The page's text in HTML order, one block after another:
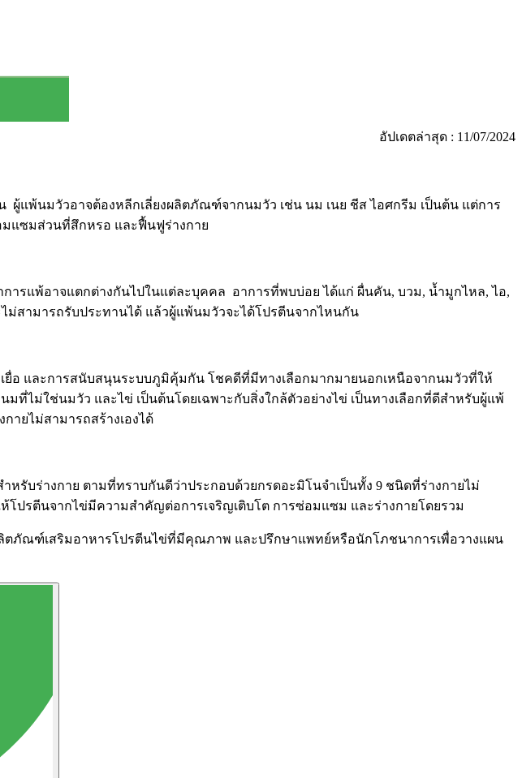
อัปเดตล่าสุด : 11/07/2024
แพ้นมวัวอาจต้องหลีกเลี่ยงผลิตภัณฑ์จากนมวัว เช่น นม เนย ชีส ไอศกรีม เป็นต้น แต่การ
มแซมส่วนที่สึกหรอ และฟื้นฟูร่างกาย
ารแพ้อาจแตกต่างกันไปในแต่ละบุคคล อาการที่พบบ่อย ได้แก่ ผื่นคัน, บวม, น้ำมูกไหล,ไอ,
ม่สามารถรับประทานได้ แล้วผู้แพ้นมวัวจะได้โปรตีนจากไหนกัน
ยื่อ และการสนับสนุนระบบภูมิคุ้มกัน โชคดีที่มีทางเลือกมากมายนอกเหนือจากนมวัวที่ให้
นมที่ไม่ใช่นมวัว และไข่ เป็นต้นโดยเฉพาะกับสิ่งใกล้ตัวอย่างไข่ เป็นทางเลือกที่ดีสำหรับผู้แพ้
ายไม่สามารถสร้างเองได้
รับร่างกาย ตามที่ทราบกันดีว่าประกอบด้วยกรดอะมิโนจำเป็นทั้ง 9 ชนิดที่ร่างกายไม่
โปรตีนจากไข่มีความสำคัญต่อการเจริญเติบโต การซ่อมแซม และร่างกายโดยรวม
ภัณฑ์เสริมอาหารโปรตีนไข่ที่มีคุณภาพ และปรึกษาแพทย์หรือนักโภชนาการเพื่อวางแผน